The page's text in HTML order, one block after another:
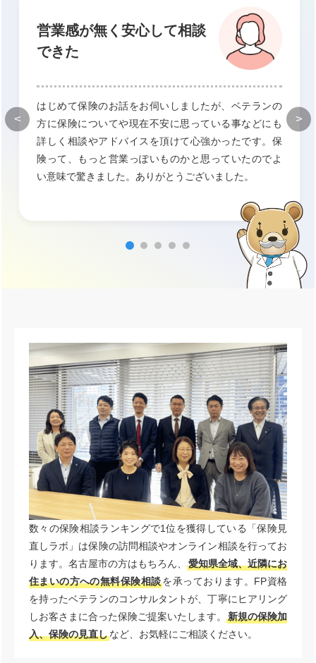
営業感が無く安心して相談
できた
はじめて保険のお話をお伺いしましたが、ベテランの
方に保険についてや現在不安に思っている事などにも
詳しく相談やアドバイスを頂けて心強かったです。保
険って、もっと営業っぽいものかと思っていたのでよ
い意味で驚きました。ありがとうございました。
< >
数々の保険相談ランキングで1位を獲得している「保険見
直しラボ」は保険の訪問相談やオンライン相談を行ってお
ります。名古屋市の方はもちろん、愛知県全域、近隣にお
住まいの方への無料保険相談を承っております。FP資格
を持ったベテランのコンサルタントが、丁寧にヒアリング
しお客さまに合った保険ご提案いたします。新規の保険加
入、保険の見直しなど、お気軽にご相談ください。